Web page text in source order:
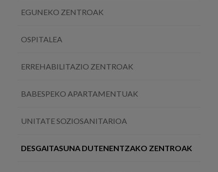
EGUNEKO ZENTROAK
OSPITALEA
ERREHABILITAZIO ZENTROAK
BABESPEKO APARTAMENTUAK
UNITATE SOZIOSANITARIOA
DESGAITASUNA DUTENENTZAKO ZENTROAK